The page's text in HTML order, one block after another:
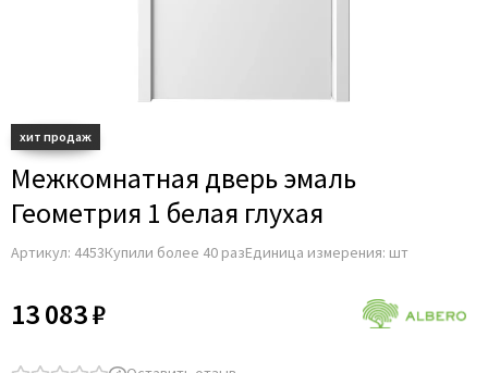
Межкомнатная дверь эмаль
Геометрия 1 белая глухая
Артикул: 4453Купили более 40 разЕдиница измерения: шт
13 083 ₽